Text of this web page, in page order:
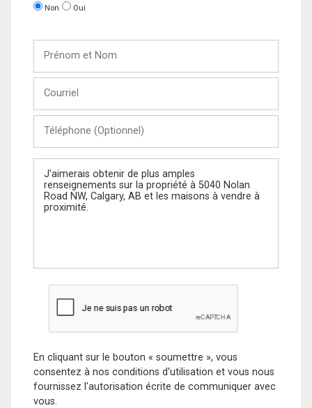
Non Oui
Nom
(Optionnel)
Message
En cliquant sur le bouton « soumettre », vous
consentez à nos conditions d'utilisation et vous nous
fournissez l'autorisation écrite de communiquer avec
vous.